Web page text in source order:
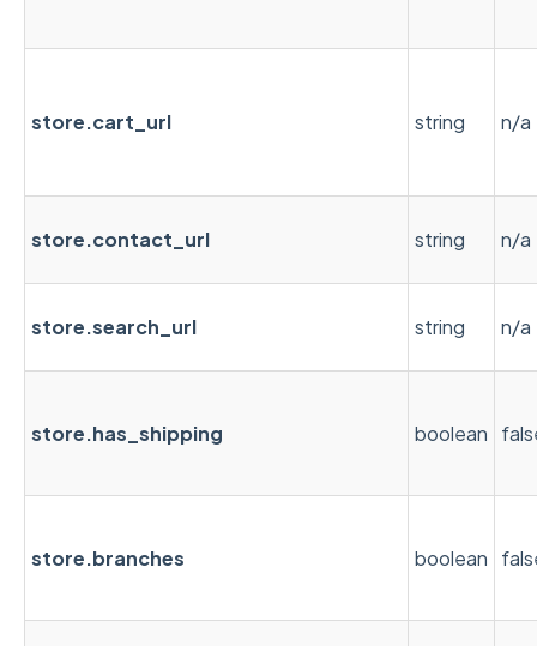
store.cart_url string n/a
store.contact_url string n/a
store.search_url string n/a
store.has_shipping boolean
store.branches boolean